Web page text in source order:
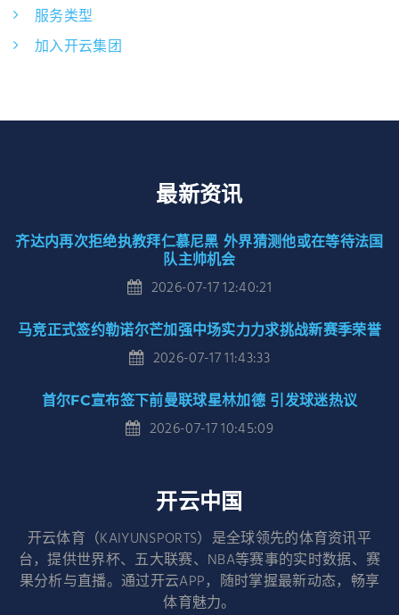
服务类型
加入开云集团
最新资讯
齐达内再次拒绝执教拜仁慕尼黑 外界猜测他或在等待法国
队主帅机会
2026-07-17 12:40:21
马竞正式签约勒诺尔芒加强中场实力力求挑战新赛季荣誉
2026-07-17 11:43:33
首尔FC宣布签下前曼联球星林加德 引发球迷热议
2026-07-17 10:45:09
开云中国
开云体育（KAIYUNSPORTS）是全球领先的体育资讯平
台，提供世界杯、五大联赛、NBA等赛事的实时数据、赛
果分析与直播。通过开云APP，随时掌握最新动态，畅享
体育魅力。